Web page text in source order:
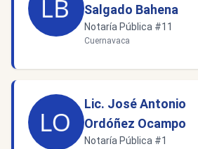
Salgado Bahena
Notaría Pública #11
Cuernavaca
Lic. José Antonio
Ordóñez Ocampo
Notaría Pública #1